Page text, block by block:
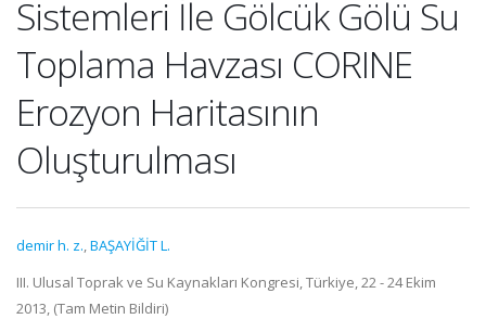
Sistemleri İle Gölcük Gölü Su
Toplama Havzası CORINE
Erozyon Haritasının
Oluşturulması
demir h. z.,BAŞAYİĞİT L.
III. Ulusal Toprak ve Su Kaynakları Kongresi, Türkiye, 22 - 24 Ekim
2013, (Tam Metin Bildiri)